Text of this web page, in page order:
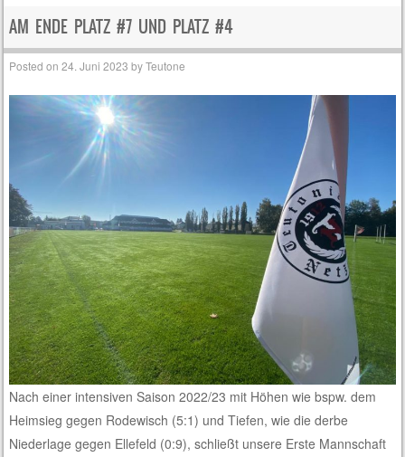
Post navigation
AM ENDE PLATZ #7 UND PLATZ #4
Posted on24. Juni 2023 byTeutone
Nach einer intensiven Saison 2022/23 mit Höhen wie bspw. dem
Heimsieg gegen Rodewisch (5:1) und Tiefen, wie die derbe
Niederlage gegen Ellefeld (0:9), schließt unsere Erste Mannschaft